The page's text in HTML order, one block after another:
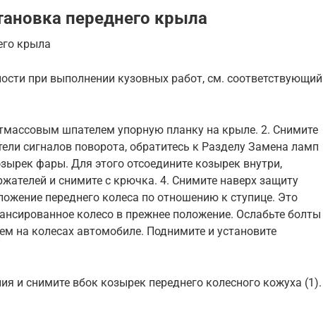
переднего крыла
крыла
при выполнении кузовных работ, см. соответствующий
шпателем упорную планку на крыле. 2. Снимите
сигналов поворота, обратитесь к Разделу Замена ламп
фары. Для этого отсоедините козырек внутри,
и снимите с крючка. 4. Снимите наверх защиту
переднего колеса по отношению к ступице. Это
колесо в прежнее положение. Ослабьте болты
на колесах автомобиле. Поднимите и установите
и снимите вбок козырек переднего колесного кожуха (1).